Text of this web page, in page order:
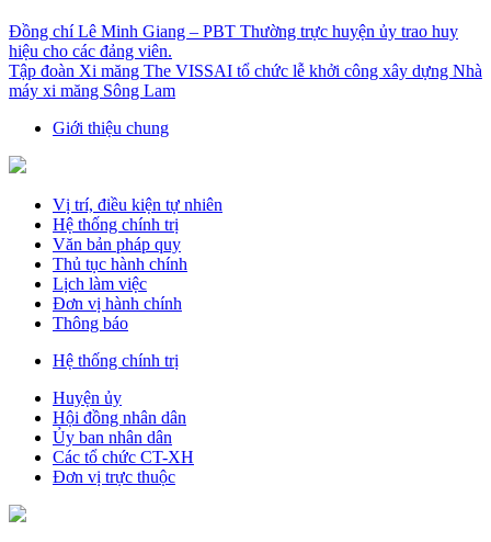
Đồng chí Lê Minh Giang – PBT Thường trực huyện ủy trao huy
hiệu cho các đảng viên.
Tập đoàn Xi măng The VISSAI tổ chức lễ khởi công xây dựng Nhà
máy xi măng Sông Lam
Giới thiệu chung
Vị trí, điều kiện tự nhiên
Hệ thống chính trị
Văn bản pháp quy
Thủ tục hành chính
Lịch làm việc
Đơn vị hành chính
Thông báo
Hệ thống chính trị
Huyện ủy
Hội đồng nhân dân
Ủy ban nhân dân
Các tổ chức CT-XH
Đơn vị trực thuộc